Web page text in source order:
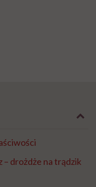
– drożdże na trądzik